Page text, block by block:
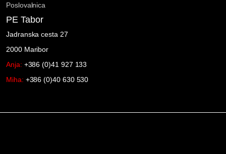
Poslovalnica
PE Tabor
Jadranska cesta 27
2000 Maribor
Anja: +386 (0)41 927 133
Miha: +386 (0)40 630 530